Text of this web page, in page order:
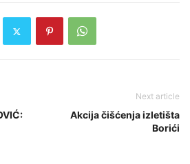
Next article
Akcija čišćenja izletišta
Borići